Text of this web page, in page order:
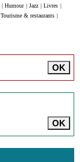
| Humour | Jazz | Livres |
Tourisme & restaurants |